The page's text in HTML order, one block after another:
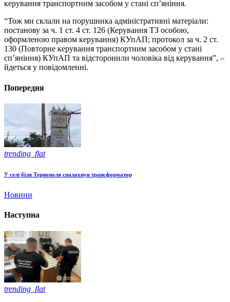
керування транспортним засобом у стані сп’яніння.
“Тож ми склали на порушника адміністративні матеріали:
постанову за ч. 1 ст. 4 ст. 126 (Керування ТЗ особою,
оформленою правом керування) КУпАП; протокол за ч. 2 ст.
130 (Повторне керування транспортним засобом у стані
сп’яніння) КУпАП та відсторонили чоловіка від керування”, –
йдеться у повідомленні.
Попередня
trending_flat
У селі біля Тернополя спалахнув трансформатор
Новини
Наступна
trending_flat